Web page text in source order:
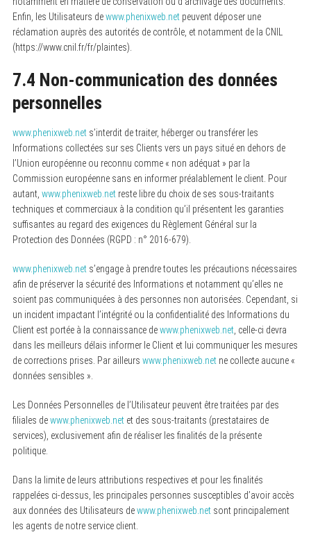
Enfin, les Utilisateurs dewww.phenixweb.netpeuvent déposer une
réclamation auprès des autorités de contrôle, et notamment de la CNIL
(https://www.cnil.fr/fr/plaintes).
7.4 Non-communication des données
personnelles
www.phenixweb.nets’interdit de traiter, héberger ou transférer les
Informations collectées sur ses Clients vers un pays situé en dehors de
l’Union européenne ou reconnu comme « non adéquat » par la
Commission européenne sans en informer préalablement le client. Pour
autant, www.phenixweb.netreste libre du choix de ses sous-traitants
techniques et commerciaux à la condition qu’il présentent les garanties
suffisantes au regard des exigences du Règlement Général sur la
Protection des Données (RGPD : n° 2016-679).
www.phenixweb.nets’engage à prendre toutes les précautions nécessaires
afin de préserver la sécurité des Informations et notamment qu’elles ne
soient pas communiquées à des personnes non autorisées. Cependant, si
un incident impactant l’intégrité ou la confidentialité des Informations du
Client est portée à la connaissance dewww.phenixweb.net, celle-ci devra
dans les meilleurs délais informer le Client et lui communiquer les mesures
de corrections prises. Par ailleurs www.phenixweb.netne collecte aucune «
données sensibles ».
Les Données Personnelles de l’Utilisateur peuvent être traitées par des
filiales dewww.phenixweb.netet des sous-traitants (prestataires de
services), exclusivement afin de réaliser les finalités de la présente
politique.
Dans la limite de leurs attributions respectives et pour les finalités
rappelées ci-dessus, les principales personnes susceptibles d’avoir accès
aux données des Utilisateurs dewww.phenixweb.netsont principalement
les agents de notre service client.